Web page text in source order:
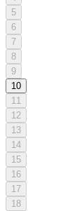
5
6
7
8
9
10
11
12
13
14
15
16
17
18